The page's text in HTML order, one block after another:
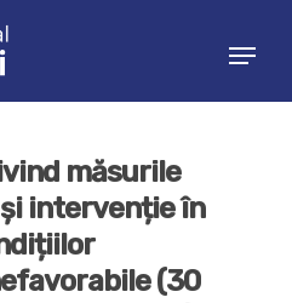
măsurile
intervenție în
(30